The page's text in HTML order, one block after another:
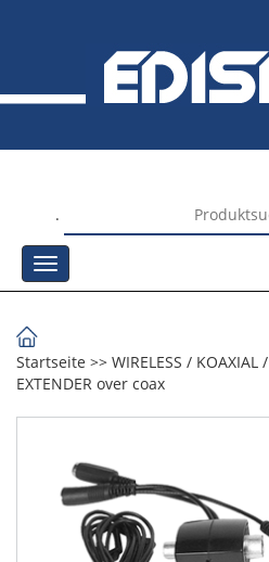
.
Startseite >> WIRELESS / KOAXIAL /
EXTENDER over coax